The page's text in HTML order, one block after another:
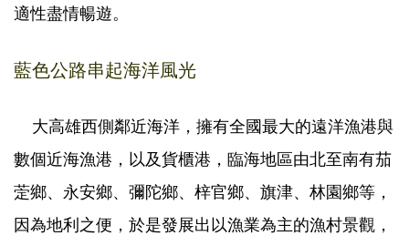
適性盡情暢遊。
藍色公路串起海洋風光
大高雄西側鄰近海洋，擁有全國最大的遠洋漁港與
數個近海漁港，以及貨櫃港，臨海地區由北至南有茄
萣鄉、永安鄉、彌陀鄉、梓官鄉、旗津、林園鄉等，
因為地利之便，於是發展出以漁業為主的漁村景觀，